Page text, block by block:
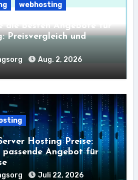
webhosting
die besten Angebote für
Preisvergleich und
Aug. 2, 2026
Hosting Preise:
passende Angebot für
Juli 22, 2026